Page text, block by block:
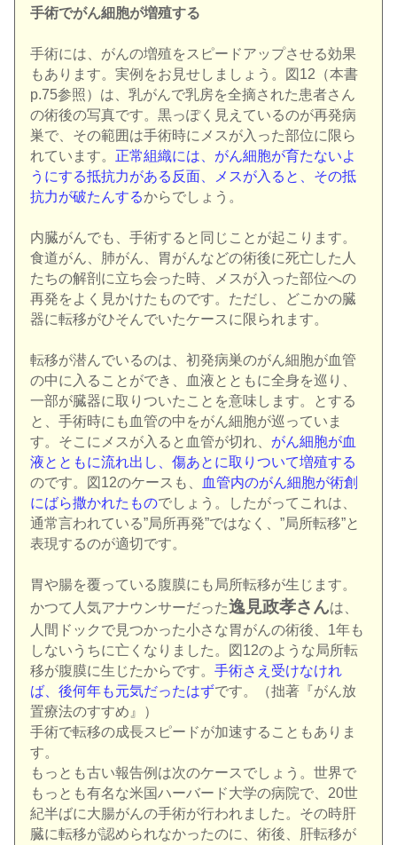
手術でがん細胞が増殖する
手術には、がんの増殖をスピードアップさせる効果
もあります。実例をお見せしましょう。図12（本書
p.75参照）は、乳がんで乳房を全摘された患者さん
の術後の写真です。黒っぽく見えているのが再発病
巣で、その範囲は手術時にメスが入った部位に限ら
れています。 正常組織には、がん細胞が育たないよ
うにする抵抗力がある反面、メスが入ると、その抵
抗力が破たんするからでしょう。
内臓がんでも、手術すると同じことが起こります。
食道がん、肺がん、胃がんなどの術後に死亡した人
たちの解剖に立ち会った時、メスが入った部位への
再発をよく見かけたものです。ただし、どこかの臓
器に転移がひそんでいたケースに限られます。
転移が潜んでいるのは、初発病巣のがん細胞が血管
の中に入ることができ、血液とともに全身を巡り、
一部が臓器に取りついたことを意味します。とする
と、手術時にも血管の中をがん細胞が巡っていま
す。そこにメスが入ると血管が切れ、 がん細胞が血
液とともに流れ出し、傷あとに取りついて増殖する
のです。図12のケースも、
血管内のがん細胞が術創
にばら撒かれたものでしょう。したがってこれは、
通常言われている”局所再発”ではなく、”局所転移”と
表現するのが適切です。
胃や腸を覆っている腹膜にも局所転移が生じます。
かつて人気アナウンサーだった逸見政孝さんは、
人間ドックで見つかった小さな胃がんの術後、1年も
しないうちに亡くなりました。図12のような局所転
移が腹膜に生じたからです。手術さえ受けなけれ
ば、後何年も元気だったはずです。（拙著『がん放
置療法のすすめ』）
手術で転移の成長スピードが加速することもありま
す。
もっとも古い報告例は次のケースでしょう。世界で
もっとも有名な米国ハーバード大学の病院で、20世
紀半ばに大腸がんの手術が行われました。その時肝
臓に転移が認められなかったのに、術後、肝転移が